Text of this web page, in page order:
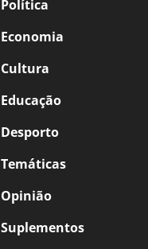
Política
Economia
Cultura
Educação
Desporto
Temáticas
Opinião
Suplementos